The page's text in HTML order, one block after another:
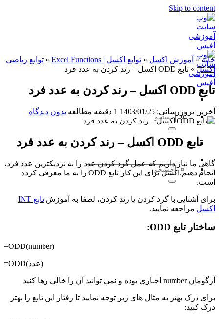
Skip to content
خانه» آموزش اکسل » توابع اکسل | Excel Functions » توابع ریاضی
اکسل » تابع ODD اکسل – رند کردن به عدد فرد
تابع ODD اکسل – رند کردن به عدد فرد
آخرین بروزرسانی: 1403/01/25 1 دقیقه مطالعه بدون دیدگاه
تابع ODD اکسل – رند کردن به عدد فرد
گاهی ما نیاز داریم که عمل گرد کردن عدد را به نزدیکترین عدد فرد،
انجام دهیم.اکسل برای این کار تابع ODD را به ما معرفی کرده
است.
برای آشنایی با گرد کردن یا رند کردن، لطفا به آموزش
تابع INT
اکسل مراجعه نمایید.
ساختار تابع ODD:
=ODD(number)
=ODD(عدد)
آرگومان number اجباری بوده و نمی توانید آن را خالی رها کنید.
برای درک بهتر به مثال های زیر توجه نمایید تا رفتار این تابع را بهتر
درک کنید: